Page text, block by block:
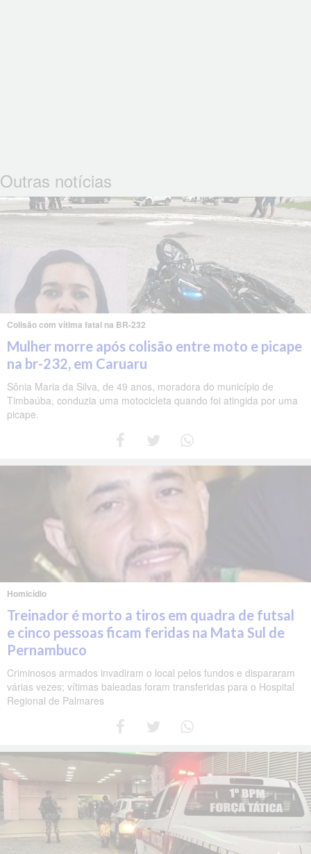
Outras notícias
Colisão com vítima fatal na BR-232
Mulher morre após colisão entre moto e picape
na br-232, em Caruaru
Sônia Maria da Silva, de 49 anos, moradora do município de
Timbaúba, conduzia uma motocicleta quando foi atingida por uma
picape.
Homicídio
Treinador é morto a tiros em quadra de futsal
e cinco pessoas ficam feridas na Mata Sul de
Pernambuco
Criminosos armados invadiram o local pelos fundos e dispararam
várias vezes; vítimas baleadas foram transferidas para o Hospital
Regional de Palmares